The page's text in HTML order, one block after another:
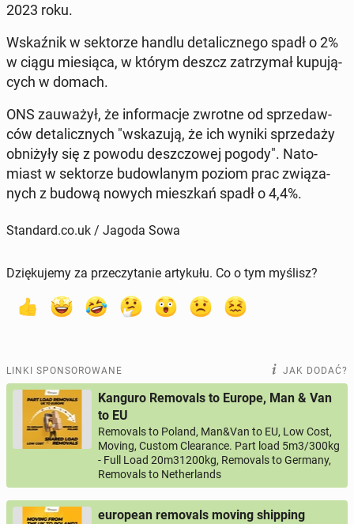
2023 roku.
Wskaź­nik w sek­to­rze handlu de­ta­licz­ne­go spadł o 2%
w ciągu mie­sią­ca, w którym deszcz za­trzy­mał ku­pu­ją­
cych w domach.
ONS za­uwa­żył, że in­for­ma­cje zwrotne od sprze­daw­
ców de­ta­licz­nych "wska­zu­ją, że ich wyniki sprze­da­ży
ob­ni­ży­ły się z powodu desz­czo­wej pogody". Na­to­
miast w sek­to­rze bu­dow­la­nym poziom prac zwią­za­
nych z budową nowych miesz­kań spadł o 4,4%.
Standard.co.uk / Jagoda Sowa
Dziękujemy za przeczytanie artykułu. Co o tym myślisz?
LINKI SPONSOROWANE JAK DODAĆ?
Kanguro Removals to Europe, Man & Van
to EU
Removals to Poland, Man&Van to EU, Low Cost,
Moving, Custom Clearance. Part load 5m3/300kg
- Full Load 20m31200kg, Removals to Germany,
Removals to Netherlands
european removals moving shipping